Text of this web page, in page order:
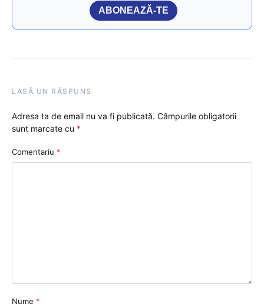
ABONEAZĂ-TE
LASĂ UN RĂSPUNS
Adresa ta de email nu va fi publicată. Câmpurile obligatorii
sunt marcate cu *
Comentariu *
Nume *